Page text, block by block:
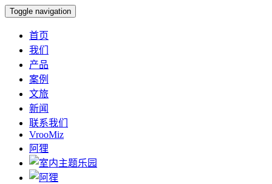
Toggle navigation
首页
我们
产品
案例
文旅
新闻
联系我们
VrooMiz
阿狸